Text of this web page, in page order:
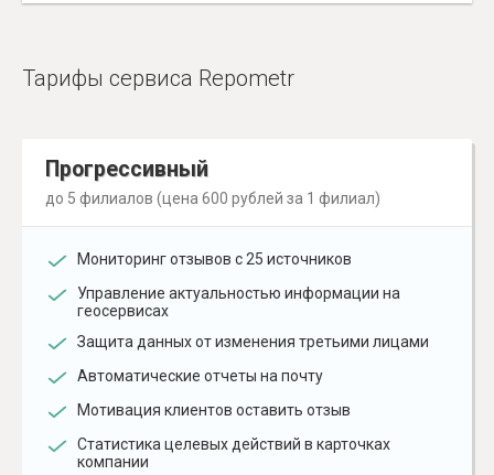
Тарифы сервиса Repometr
Прогрессивный
до 5 филиалов (цена 600 рублей за 1 филиал)
Мониторинг отзывов с 25 источников
Управление актуальностью информации на
геосервисах
Защита данных от изменения третьими лицами
Автоматические отчеты на почту
Мотивация клиентов оставить отзыв
Статистика целевых действий в карточках
компании